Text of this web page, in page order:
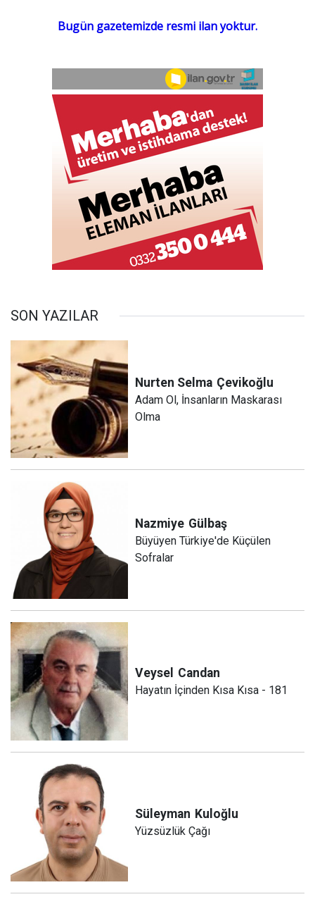
SON YAZILAR
Nurten Selma Çevikoğlu
Adam Ol, İnsanların Maskarası
Olma
Nazmiye Gülbaş
Büyüyen Türkiye'de Küçülen
Sofralar
Veysel Candan
Hayatın İçinden Kısa Kısa - 181
Süleyman Kuloğlu
Yüzsüzlük Çağı